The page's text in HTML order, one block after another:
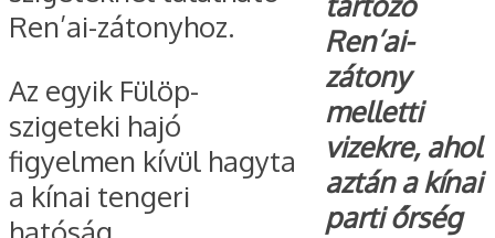
Ren’ai-
zátony
melletti
vizekre, ahol
aztán a kínai
parti őrség
Ren’ai-zátonyhoz.
Az egyik Fülöp-
szigeteki hajó
figyelmen kívül hagyta
a kínai tengeri